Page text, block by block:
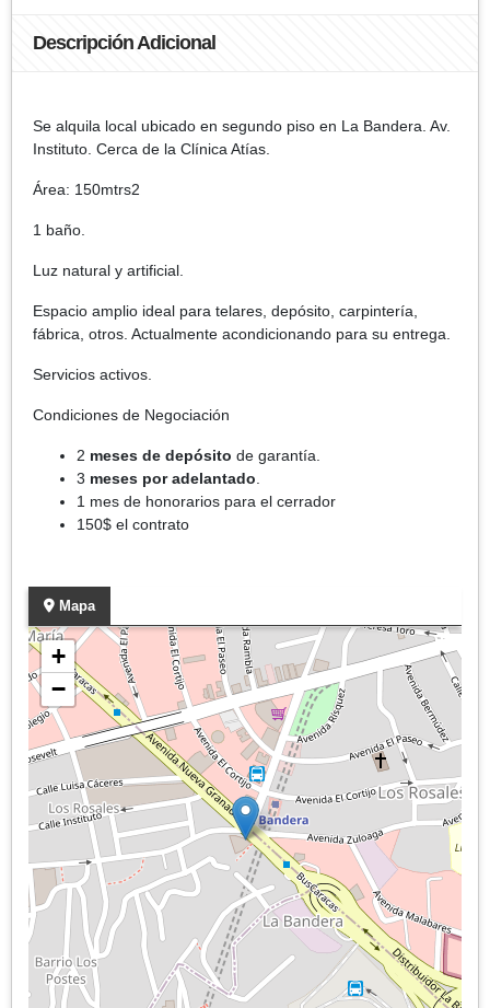
Descripción Adicional
Se alquila local ubicado en segundo piso en La Bandera. Av.
Instituto. Cerca de la Clínica Atías.
Área: 150mtrs2
1 baño.
Luz natural y artificial.
Espacio amplio ideal para telares, depósito, carpintería,
fábrica, otros. Actualmente acondicionando para su entrega.
Servicios activos.
Condiciones de Negociación
​2 meses de depósito de garantía.
​3 meses por adelantado
1 mes de honorarios para el cerrador
150$ el contrato
Mapa
+
−